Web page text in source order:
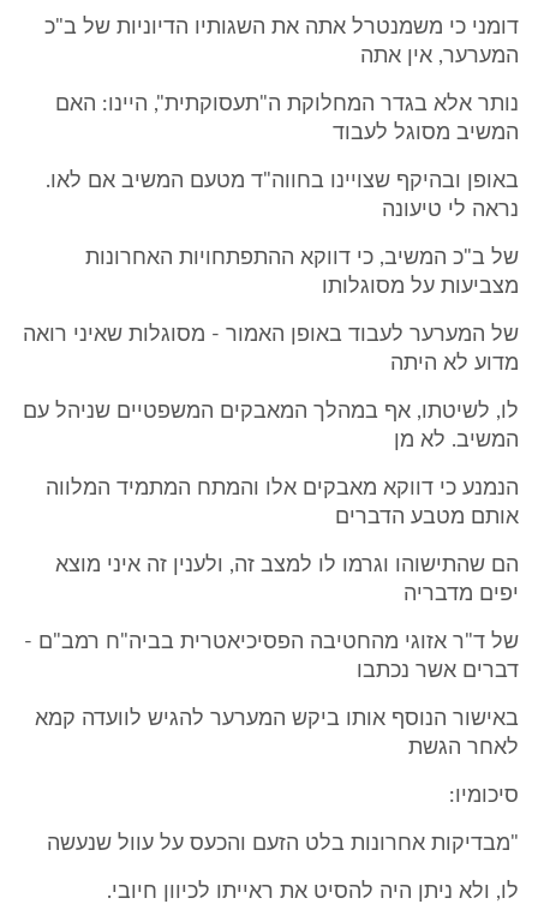
דומני כי משמנטרל אתה את השגותיו הדיוניות של ב"כ
המערער, אין אתה
נותר אלא בגדר המחלוקת ה"תעסוקתית", היינו: האם
המשיב מסוגל לעבוד
באופן ובהיקף שצויינו בחווה"ד מטעם המשיב אם לאו.
נראה לי טיעונה
של ב"כ המשיב, כי דווקא ההתפתחויות האחרונות
מצביעות על מסוגלותו
של המערער לעבוד באופן האמור - מסוגלות שאיני רואה
מדוע לא היתה
לו, לשיטתו, אף במהלך המאבקים המשפטיים שניהל עם
המשיב. לא מן
הנמנע כי דווקא מאבקים אלו והמתח המתמיד המלווה
אותם מטבע הדברים
הם שהתישוהו וגרמו לו למצב זה, ולענין זה איני מוצא
יפים מדבריה
של ד"ר אזוגי מהחטיבה הפסיכיאטרית בביה"ח רמב"ם -
דברים אשר נכתבו
באישור הנוסף אותו ביקש המערער להגיש לוועדה קמא
לאחר הגשת
סיכומיו:
"מבדיקות אחרונות בלט הזעם והכעס על עוול שנעשה
לו, ולא ניתן היה להסיט את ראייתו לכיוון חיובי.